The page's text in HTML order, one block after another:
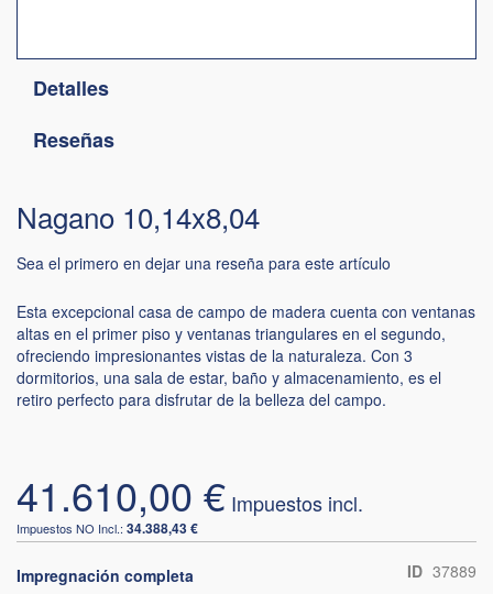
Nagano 10,14x8,04
Sea el primero en dejar una reseña para este artículo
Esta excepcional casa de campo de madera cuenta con ventanas
altas en el primer piso y ventanas triangulares en el segundo,
ofreciendo impresionantes vistas de la naturaleza. Con 3
dormitorios, una sala de estar, baño y almacenamiento, es el
retiro perfecto para disfrutar de la belleza del campo.
41.610,00 €
34.388,43 €
ID 37889
Impregnación completa
Detalles
Reseñas